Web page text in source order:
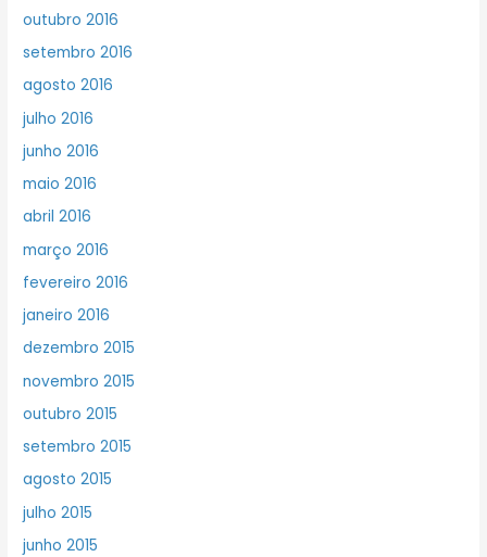
outubro 2016
setembro 2016
agosto 2016
julho 2016
junho 2016
maio 2016
abril 2016
março 2016
fevereiro 2016
janeiro 2016
dezembro 2015
novembro 2015
outubro 2015
setembro 2015
agosto 2015
julho 2015
junho 2015